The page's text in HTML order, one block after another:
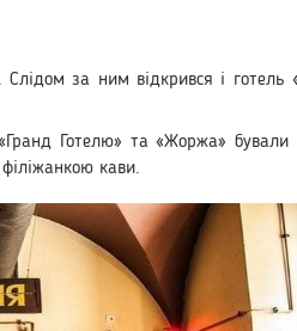
за ним відкрився і
Готелю» та «Жоржа»
кави.